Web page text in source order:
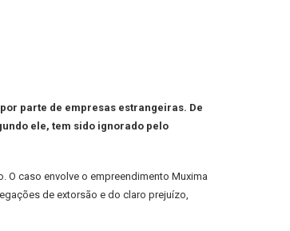
parte de empresas estrangeiras. De
ele, tem sido ignorado pelo
O caso envolve o empreendimento Muxima
de extorsão e do claro prejuízo,